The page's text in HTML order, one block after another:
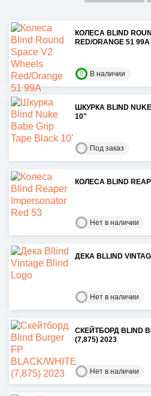
КОЛЕСА BLIND
RED/ORANGE 51 99A
В наличии
ШКУРКА BLIND
10"
Под заказ
КОЛЕСА BLIND
Нет в наличии
ДЕКА BLLIND
Нет в наличии
СКЕЙТБОРД BLIND
(7,875) 2023
Нет в наличии